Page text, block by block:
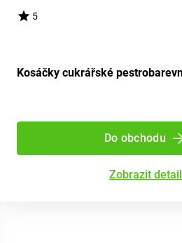
5
Do obchodu
Zobrazit detail